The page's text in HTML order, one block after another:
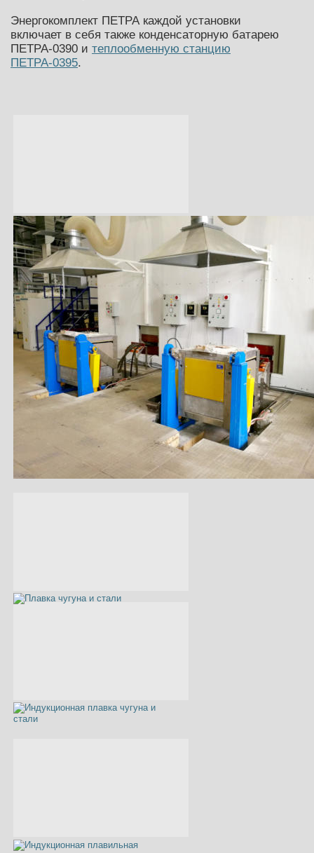
Энергокомплект ПЕТРА каждой установки
включает в себя также конденсаторную батарею
ПЕТРА-0390 и теплообменную станцию
ПЕТРА-0395.